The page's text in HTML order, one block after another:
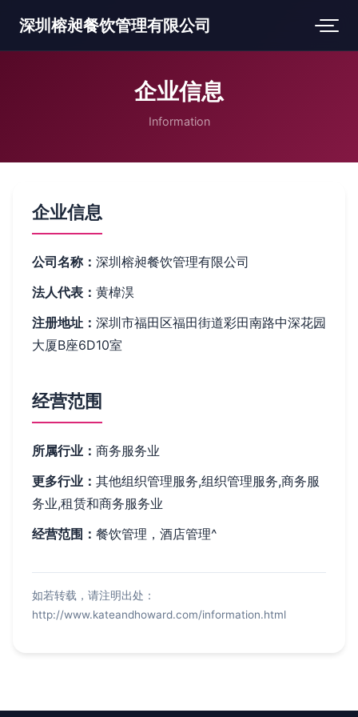
深圳榕昶餐饮管理有限公司
企业信息
Information
企业信息
公司名称： 深圳榕昶餐饮管理有限公司
法人代表： 黄椲淏
注册地址： 深圳市福田区福田街道彩田南路中深花园
大厦B座6D10室
经营范围
所属行业： 商务服务业
更多行业： 其他组织管理服务,组织管理服务,商务服
务业,租赁和商务服务业
经营范围： 餐饮管理，酒店管理^
如若转载，请注明出处：
http://www.kateandhoward.com/information.html